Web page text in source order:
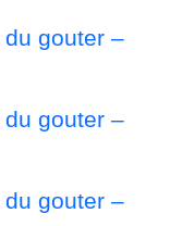
gouter –
gouter –
gouter –